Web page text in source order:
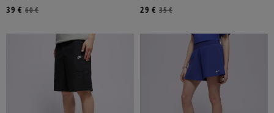
60 €
39 €
35 €
29 €